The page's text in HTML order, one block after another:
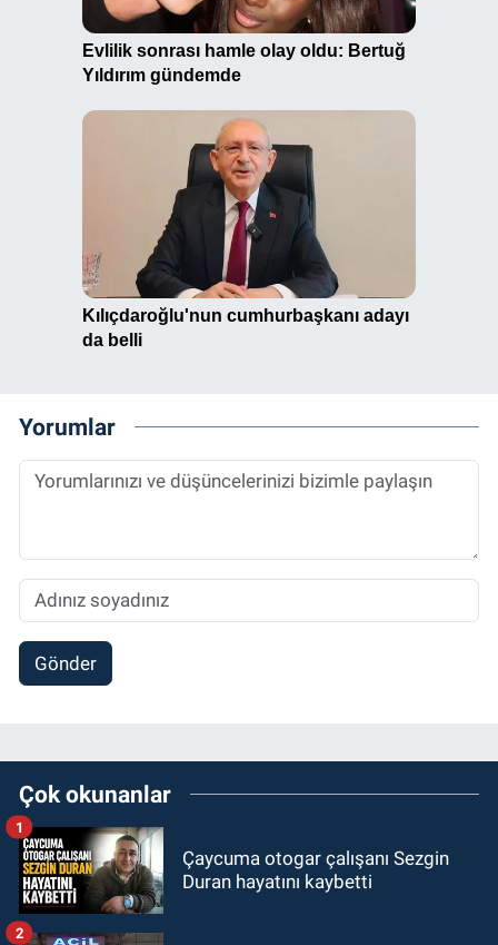
Yorumlar
Gönder
Çok okunanlar
Çaycuma otogar çalışanı Sezgin
Duran hayatını kaybetti
1
2